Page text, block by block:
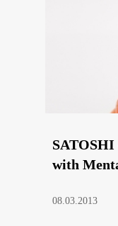
SATOSHI
with
08.03.2013